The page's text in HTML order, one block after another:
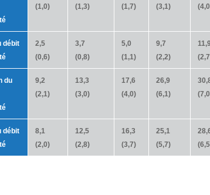
(1,0)
(1,3)
(1,7)
(3,1)
débit
2,5
(0,6)
3,7
(0,8)
5,0
(1,1)
9,7
(2,2)
du
9,2
(2,1)
13,3
(3,0)
17,6
(4,0)
26,9
(6,1)
débit
8,1
(2,0)
12,5
(2,8)
16,3
(3,7)
25,1
(5,7)